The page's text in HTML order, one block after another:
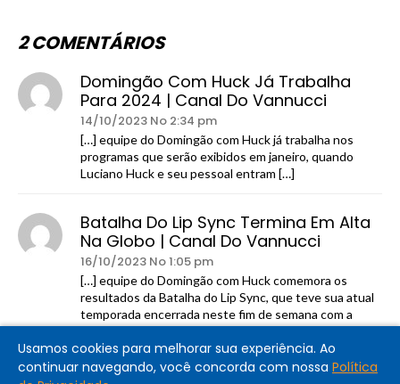
2 COMENTÁRIOS
Domingão Com Huck Já Trabalha
Para 2024 | Canal Do Vannucci
14/10/2023 No 2:34 pm
[…] equipe do Domingão com Huck já trabalha nos
programas que serão exibidos em janeiro, quando
Luciano Huck e seu pessoal entram […]
Batalha Do Lip Sync Termina Em Alta
Na Globo | Canal Do Vannucci
16/10/2023 No 1:05 pm
[…] equipe do Domingão com Huck comemora os
resultados da Batalha do Lip Sync, que teve sua atual
temporada encerrada neste fim de semana com a
disputa entre Maria Beltrão e […]
Usamos cookies para melhorar sua experiência. Ao
continuar navegando, você concorda com nossa Política